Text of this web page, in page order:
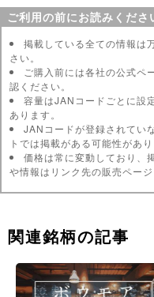
ご利用の前にお読みくださ
掲載している全ての情報は
さい。
ご購入前には各社の公式ペ
認ください。
容量はJANコードごとに設
あります。
JANコードが登録されてい
トでは掲載がある可能性があり
価格は常に変動しており、
や情報はリンク先の販売ページ
関連銘柄の記事